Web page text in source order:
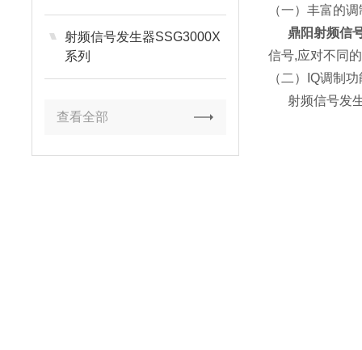
射频信号发生器SSG3000X
系列
查看全部
（一）丰富的
鼎阳射频信
信号,应对不同
（二）IQ调制
射频信号发